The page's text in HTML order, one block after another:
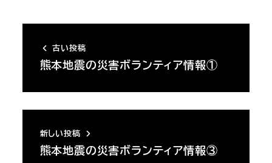
古い投稿
熊本地震の災害ボランティア情報①
新しい投稿
熊本地震の災害ボランティア情報③